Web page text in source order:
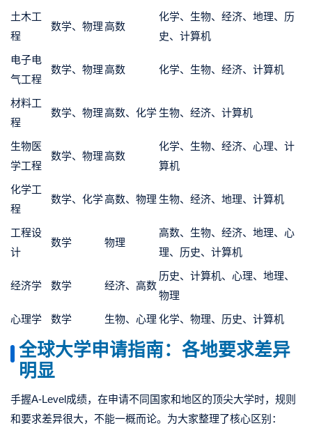
土木工
程
数学、物理高数
化学、生物、经济、地理、历
史、计算机
电子电
气工程
数学、物理高数 化学、生物、经济、计算机
材料工
程
数学、物理高数、化学 生物、经济、计算机
生物医
学工程
数学、物理高数
化学、生物、经济、心理、计
算机
化学工
程
数学、化学高数、物理 生物、经济、地理、计算机
工程设
计
数学 物理
高数、生物、经济、地理、心
理、历史、计算机
经济学 数学 经济、高数
历史、计算机、心理、地理、
物理
心理学
数学 生物、心理 化学、物理、历史、计算机
全球大学申请指南：各地要求差异
明显
手握A-Level成绩，在申请不同国家和地区的顶尖大学时，规则
和要求差异很大，不能一概而论。为大家整理了核心区别：